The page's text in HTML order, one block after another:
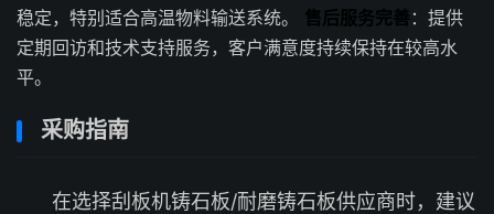
稳定，特别适合高温物料输送系统。 售后服务完善：提供
定期回访和技术支持服务，客户满意度持续保持在较高水
平。
采购指南
在选择刮板机铸石板/耐磨铸石板供应商时，建议